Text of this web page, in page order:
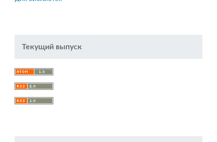
Текущий выпуск